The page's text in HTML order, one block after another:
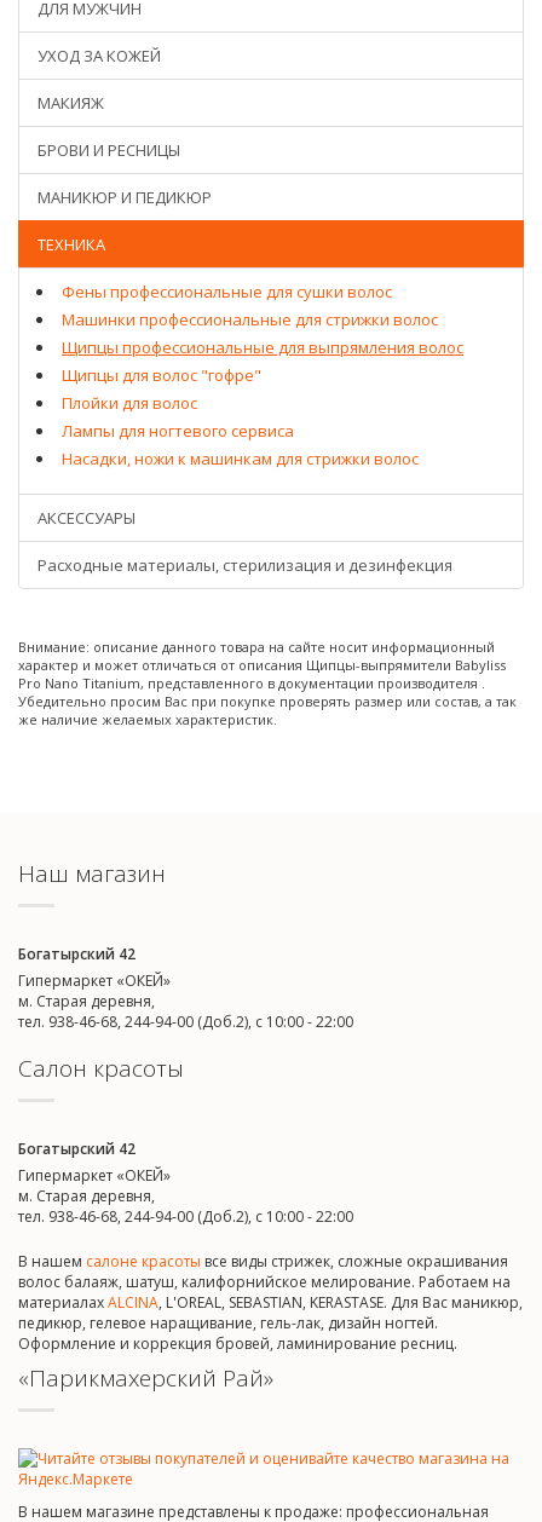
ДЛЯ МУЖЧИН
УХОД ЗА КОЖЕЙ
МАКИЯЖ
БРОВИ И РЕСНИЦЫ
МАНИКЮР И ПЕДИКЮР
ТЕХНИКА
Фены профессиональные для сушки волос
Машинки профессиональные для стрижки волос
Щипцы профессиональные для выпрямления волос
Щипцы для волос "гофре"
Плойки для волос
Лампы для ногтевого сервиса
Насадки, ножи к машинкам для стрижки волос
АКСЕССУАРЫ
Расходные материалы, стерилизация и дезинфекция
Внимание: описание данного товара на сайте носит информационный
характер и может отличаться от описания Щипцы-выпрямители Babyliss
Pro Nano Titanium, представленного в документации производителя .
Убедительно просим Вас при покупке проверять размер или состав, а так
же наличие желаемых характеристик.
Наш магазин
Богатырский 42
Гипермаркет «ОКЕЙ»
м. Старая деревня,
тел. 938-46-68, 244-94-00 (Доб.2), c 10:00 - 22:00
Салон красоты
Богатырский 42
Гипермаркет «ОКЕЙ»
м. Старая деревня,
тел. 938-46-68, 244-94-00 (Доб.2), c 10:00 - 22:00
В нашем салоне красоты все виды стрижек, сложные окрашивания
волос балаяж, шатуш, калифорнийское мелирование. Работаем на
материалахALCINA, L'OREAL, SEBASTIAN, KERASTASE. Для Вас маникюр,
педикюр, гелевое наращивание, гель-лак, дизайн ногтей.
Оформление и коррекция бровей, ламинирование ресниц.
«Парикмахерский Рай»
В нашем магазине представлены к продаже: профессиональная